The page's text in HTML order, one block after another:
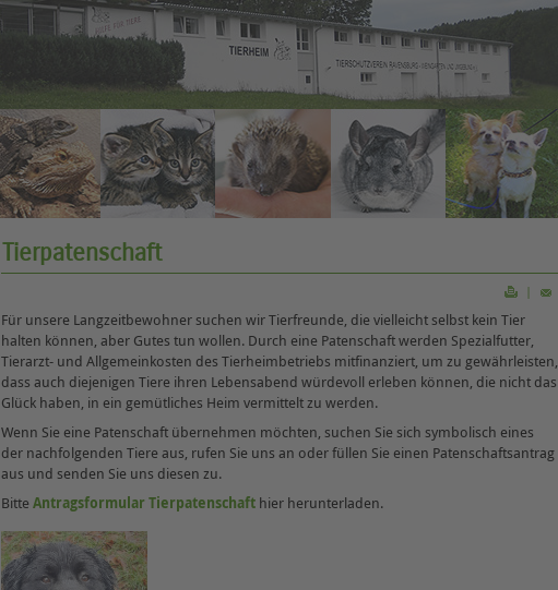
Tierpatenschaft
|
Für unsere Langzeitbewohner suchen wir Tierfreunde, die vielleicht selbst kein Tier
halten können, aber Gutes tun wollen. Durch eine Patenschaft werden Spezialfutter,
Tierarzt- und Allgemeinkosten des Tierheimbetriebs mitfinanziert, um zu gewährleisten,
dass auch diejenigen Tiere ihren Lebensabend würdevoll erleben können, die nicht das
Glück haben, in ein gemütliches Heim vermittelt zu werden.
Wenn Sie eine Patenschaft übernehmen möchten, suchen Sie sich symbolisch eines
der nachfolgenden Tiere aus, rufen Sie uns an oder füllen Sie einen Patenschaftsantrag
aus und senden Sie uns diesen zu.
Bitte Antragsformular Tierpatenschaft hier herunterladen.